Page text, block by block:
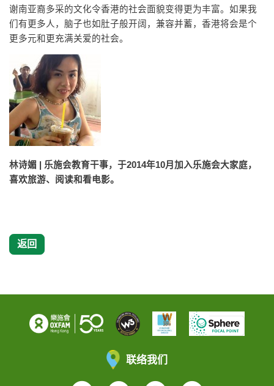
谢南亚裔多采的文化令香港的社会面貌变得更为丰富。如果我
们有更多人，脑子也如肚子般开阔，兼容并蓄，香港将会是个
更多元和更充满关爱的社会。
林诗媚 | 乐施会教育干事，于2014年10月加入乐施会大家庭，
喜欢旅游、阅读和看电影。
返回
联络我们